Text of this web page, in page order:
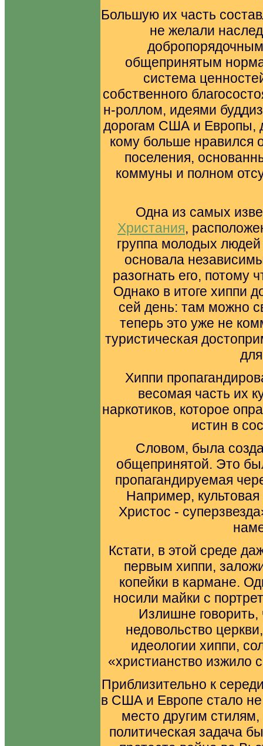
Большую их часть
не желали
общепринятым
система
собственного
н-роллом, идеями
дорогам США и Европы,
кому больше нравился
поселения,
коммуны и полном
Одна из самых
Христания,
группа молодых
основала
разогнать его, потому
Однако в итоге хиппи
сей день: там можно
теперь это уже не
туристическая
Хиппи
весомая часть их
наркотиков, которое
истин в
Словом, была
общепринятой. Это
пропагандируемая
Например,
Христос -
Кстати, в этой среде
первым хиппи,
копейки в кармане.
носили майки с
Излишне
недовольство
идеологии хиппи,
«христианство изжило
Приблизительно к
в США и Европе стало
место другим стилям,
политическая задача